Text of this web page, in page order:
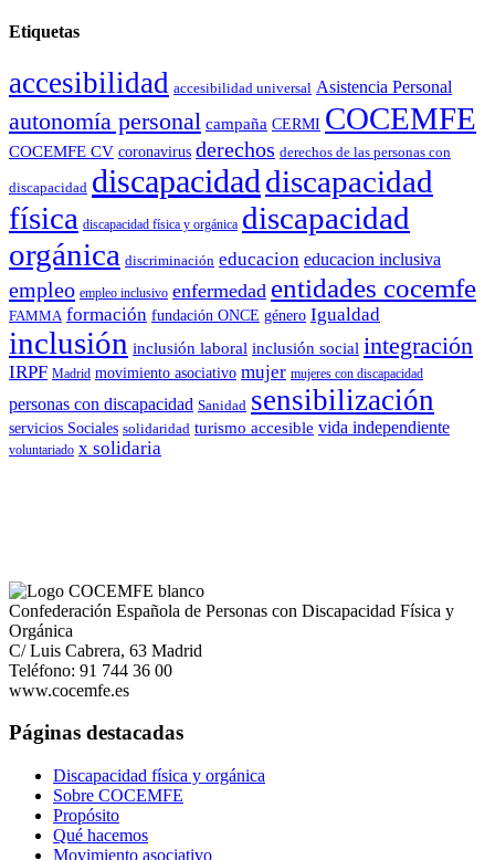
Etiquetas
accesibilidad accesibilidad universal Asistencia Personal
autonomía personal campaña CERMI COCEMFE
COCEMFE CV coronavirus derechos derechos de las personas con
discapacidad discapacidad discapacidad
física discapacidad física y orgánica discapacidad
orgánica discriminación educacion educacion inclusiva
empleo empleo inclusivo enfermedad entidades cocemfe
FAMMA formación fundación ONCE género Igualdad
inclusión inclusión laboral inclusión social integración
IRPF Madrid movimiento asociativo mujer mujeres con discapacidad
personas con discapacidad Sanidad sensibilización
servicios Sociales solidaridad turismo accesible vida independiente
voluntariado x solidaria
Confederación Española de Personas con Discapacidad Física y
Orgánica
C/ Luis Cabrera, 63 Madrid
Teléfono: 91 744 36 00
www.cocemfe.es
Páginas destacadas
Discapacidad física y orgánica
Sobre COCEMFE
Propósito
Qué hacemos
Movimiento asociativo